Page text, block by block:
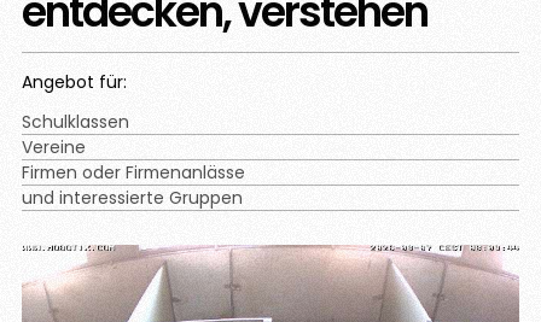
entdecken, verstehen
Angebot für:
Schulklassen
Vereine
Firmen oder Firmenanlässe
und interessierte Gruppen